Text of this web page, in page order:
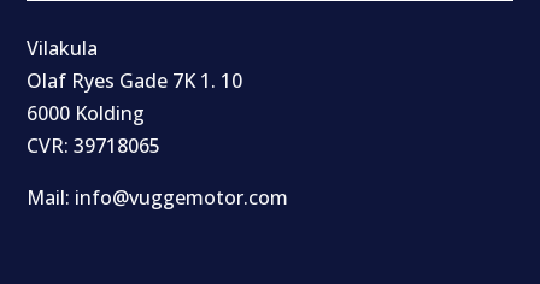
Vilakula
Olaf Ryes Gade 7K 1. 10
6000 Kolding
CVR: 39718065
Mail: info@vuggemotor.com